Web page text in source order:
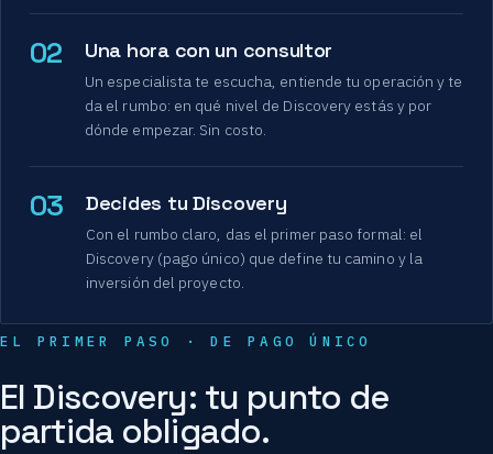
02 Una hora con un consultor
Un especialista te escucha, entiende tu operación y te
da el rumbo: en qué nivel de Discovery estás y por
dónde empezar. Sin costo.
03 Decides tu Discovery
Con el rumbo claro, das el primer paso formal: el
Discovery (pago único) que define tu camino y la
inversión del proyecto.
EL PRIMER PASO · DE PAGO ÚNICO
El Discovery: tu punto de
partida obligado.